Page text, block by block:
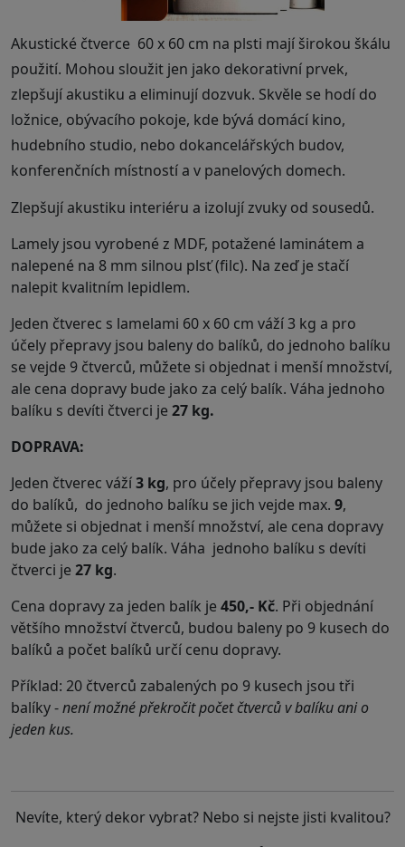
Akustické čtverce 60 x 60 cm na plsti mají širokou škálu
použití. Mohou sloužit jen jako dekorativní prvek,
zlepšují akustiku a eliminují dozvuk. Skvěle se hodí do
ložnice, obývacího pokoje, kde bývá domácí kino,
hudebního studio, nebo dokancelářských budov,
konferenčních místností a v panelových domech.
Zlepšují akustiku interiéru a izolují zvuky od sousedů.
Lamely jsou vyrobené z MDF, potažené laminátem a
nalepené na 8 mm silnou plsť (filc). Na zeď je stačí
nalepit kvalitním lepidlem.
Jeden čtverec s lamelami 60 x 60 cm váží 3 kg a pro
účely přepravy jsou baleny do balíků, do jednoho balíku
se vejde 9 čtverců, můžete si objednat i menší množství,
ale cena dopravy bude jako za celý balík. Váha jednoho
balíku s devíti čtverci je 27 kg.
DOPRAVA:
Jeden čtverec váží3 kg, pro účely přepravy jsou baleny
do balíků, do jednoho balíku se jich vejde max. 9,
můžete si objednat i menší množství, ale cena dopravy
bude jako za celý balík. Váha jednoho balíku s devíti
čtverci je 27 kg.
Cena dopravy za jeden balík je 450,- Kč. Při objednání
většího množství čtverců, budou baleny po 9 kusech do
balíků a počet balíků určí cenu dopravy.
Příklad: 20 čtverců zabalených po 9 kusech jsou tři
balíky -není možné překročit počet čtverců v balíku ani o
jeden kus.
Nevíte, který dekor vybrat? Nebo si nejste jisti kvalitou?